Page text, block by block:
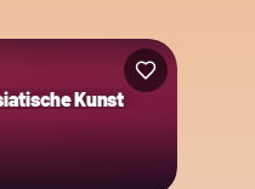
Kunst